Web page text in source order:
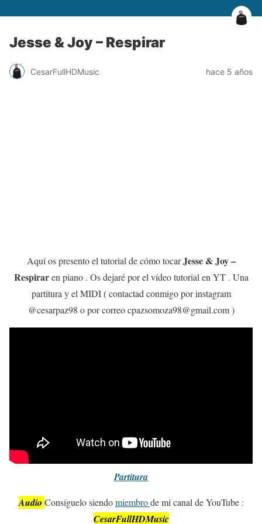
Jesse & Joy – Respirar
CesarFullHDMusic hace 5 años
Aquí os presento el tutorial de cómo tocarJesse & Joy –
Respiraren piano . Os dejaré por el vídeo tutorial en YT . Una
partitura y el MIDI ( contactad conmigo por instagram
@cesarpaz98 o por correo cpazsomoza98@gmail.com )
Partitura
Audio Consíguelo siendomiembrode mi canal de YouTube :
CesarFullHDMusic